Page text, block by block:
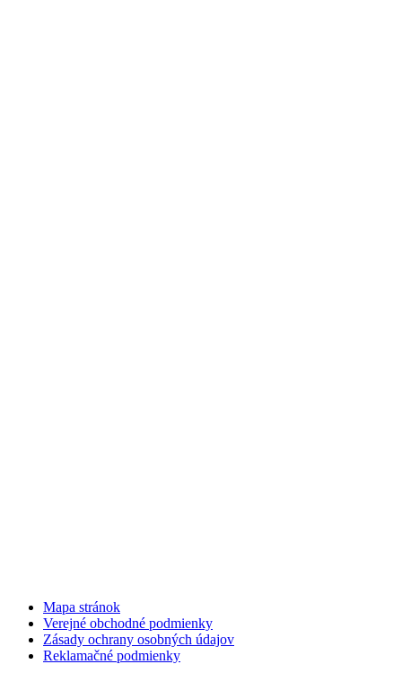
Mapa stránok
Verejné obchodné podmienky
Zásady ochrany osobných údajov
Reklamačné podmienky